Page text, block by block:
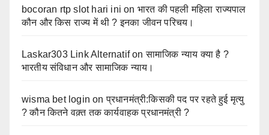
bocoran rtp slot hari ini on भारत की पहली महिला राज्यपाल
कौन और किस राज्य में थी ? इनका जीवन परिचय।
Laskar303 Link Alternatifonसामाजिक न्याय क्या है ?
भारतीय संविधान और सामाजिक न्याय।
wisma bet login onप्रधानमंत्री:किसकी पद पर रहते हुई मृत्यु
? कौन कितने वक़्त तक कार्यवाहक प्रधानमंत्री ?